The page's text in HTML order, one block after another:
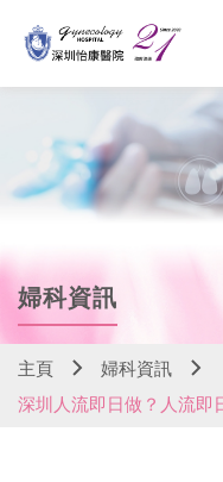
婦科資訊
主頁
婦科資訊
深圳人流即日做？人流即